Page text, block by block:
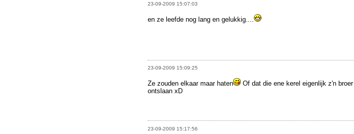
23-09-2009 15:07:03
en ze leefde nog lang en gelukkig....
23-09-2009 15:09:25
Ze zouden elkaar maar haten
Of dat die ene kerel eigenlijk z'n
ontslaan xD
23-09-2009 15:17:56